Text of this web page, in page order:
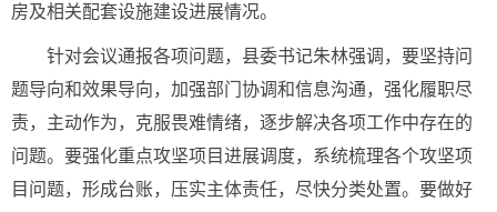
房及相关配套设施建设进展情况。
针对会议通报各项问题，县委书记朱林强调，要坚持问
题导向和效果导向，加强部门协调和信息沟通，强化履职尽
责，主动作为，克服畏难情绪，逐步解决各项工作中存在的
问题。要强化重点攻坚项目进展调度，系统梳理各个攻坚项
目问题，形成台账，压实主体责任，尽快分类处置。要做好